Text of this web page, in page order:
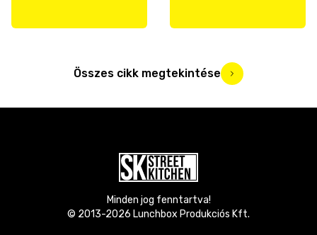
Összes cikk megtekintése
Minden jog fenntartva!
© 2013-2026 Lunchbox Produkciós Kft.